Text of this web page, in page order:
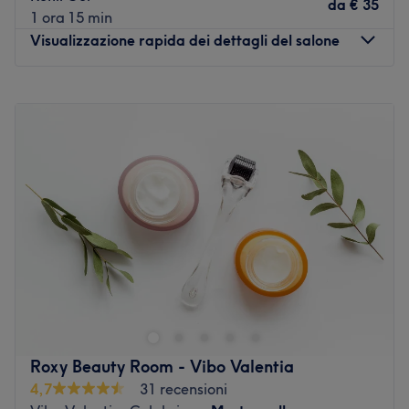
1 ora 15 min
da € 35
Visualizzazione rapida dei dettagli del salone
08:30–
08:30–18:00
Sabato
08:30–13:00
Domenica
Chiuso
Sunrise Estetica & Benessere è in Via Spirito Santo 317 ed
è tra i centri beauty & wellness a Reggio Calabria.
Gestito dalla titolare Teresa Sergi, è dotato di tecnologie
include infatti trattamenti viso e corpo come
radiofrequenza, Endospheres, lipolaser, massaggi,
Roxy Beauty Room - Vibo Valentia
4,7
31 recensioni